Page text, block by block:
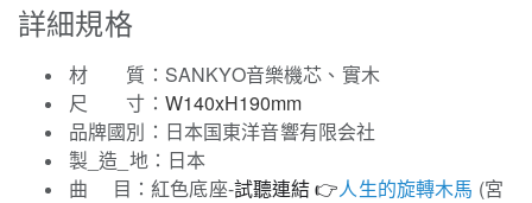
詳細規格
材 質：SANKYO音樂機芯、實木
尺 寸： W140xH190mm
品牌國別：日本国東洋音響有限会社
製_造_地：日本
曲 目：紅色底座-試聽連結 👉人生的旋轉木馬 (宮